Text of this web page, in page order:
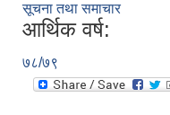
सूचना तथा समाचार
आर्थिक वर्ष:
७८/७९